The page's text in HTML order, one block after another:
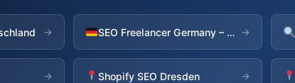
→ SEO Freelancer Germany – Übersicht →
→ Shopify SEO Dresden →